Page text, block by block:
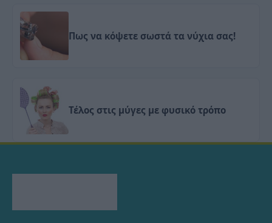
Πως να κόψετε σωστά τα νύχια σας!
Τέλος στις μύγες με φυσικό τρόπο